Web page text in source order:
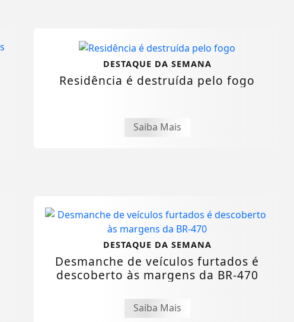
DESTAQUE DA SEMANA
Residência é destruída pelo fogo
Saiba Mais
DESTAQUE DA SEMANA
Desmanche de veículos furtados é
descoberto às margens da BR-470
Saiba Mais